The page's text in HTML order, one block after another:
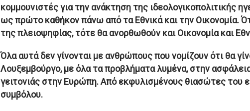
κομμουνιστές για την ανάκτηση της ιδεολογικοπολιτικής
ως πρώτο καθήκον πάνω από τα Εθνικά και την Οικονομία.
της πλειοψηφίας, τότε θα ανορθωθούν και Οικονομία και
Όλα αυτά δεν γίνονται με ανθρώπους που νομίζουν ότι θα
Λουξεμβούργο, με όλα τα προβλήματα λυμένα, στην
γειτονιάς στην Ευρώπη. Από εκφυλισμένους θιασώτες του
συμβόλου.